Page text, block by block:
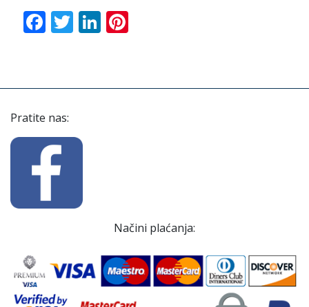
Facebook
TwitterLinkedIn
Pratite nas:
Načini plaćanja: